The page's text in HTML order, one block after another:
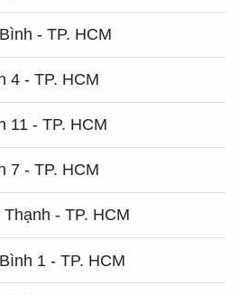
- TP. HCM
4 - TP. HCM
11 - TP. HCM
7 - TP. HCM
- TP. HCM
1 - TP. HCM